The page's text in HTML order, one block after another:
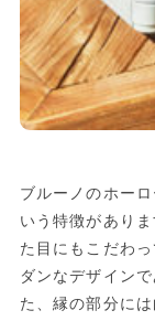
ブルーノのホー
いう特徴があり
た目にもこだわ
ダンなデザイン
た、縁の部分に